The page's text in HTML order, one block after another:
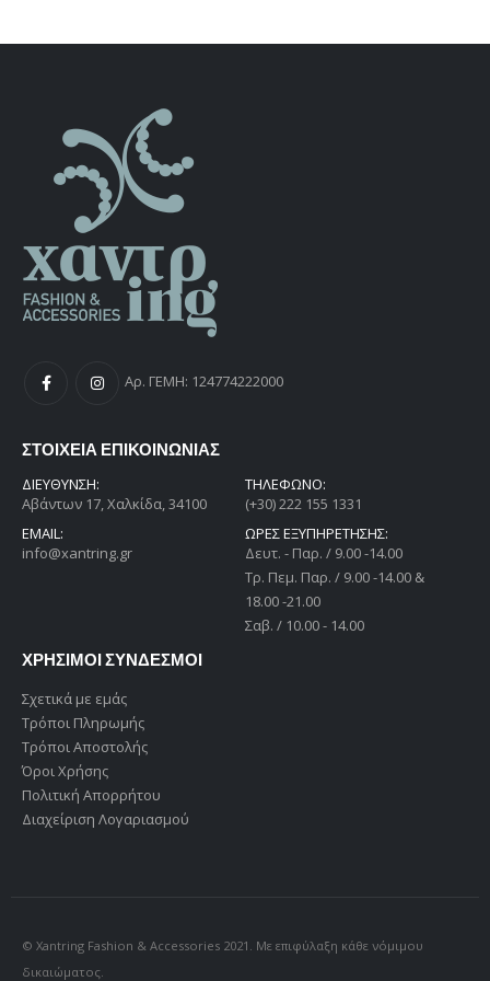
Αρ. ΓΕΜΗ: 124774222000
ΣΤΟΙΧΕΙΑ ΕΠΙΚΟΙΝΩΝΙΑΣ
ΔΙΕΎΘΥΝΣΗ:
Αβάντων 17, Χαλκίδα, 34100
ΤΗΛΕΦΩΝΟ:
(+30) 222 155 1331
EMAIL:
info@xantring.gr
ΩΡΕΣ ΕΞΥΠΗΡΕΤΗΣΗΣ:
Δευτ. - Παρ. / 9.00 -14.00
Tρ. Πεμ. Παρ. / 9.00 -14.00 &
18.00 -21.00
Σαβ. / 10.00 - 14.00
ΧΡΗΣΙΜΟΙ ΣΥΝΔΕΣΜΟΙ
Σχετικά με εμάς
Τρόποι Πληρωμής
Τρόποι Αποστολής
Όροι Χρήσης
Πολιτική Απορρήτου
Διαχείριση Λογαριασμού
© Xantring Fashion & Accessories 2021. Με επιφύλαξη κάθε νόμιμου
δικαιώματος.